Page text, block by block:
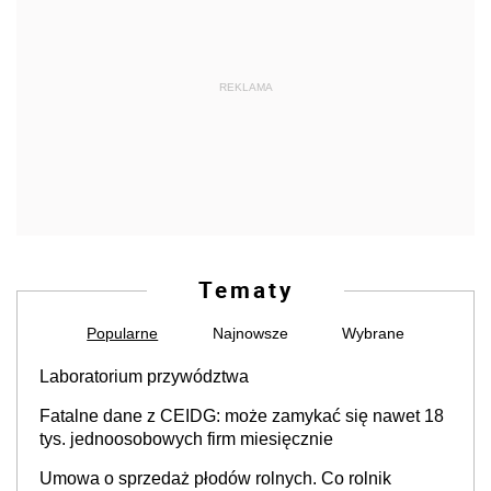
REKLAMA
Tematy
Popularne Najnowsze Wybrane
Laboratorium przywództwa
Fatalne dane z CEIDG: może zamykać się nawet 18
tys. jednoosobowych firm miesięcznie
Umowa o sprzedaż płodów rolnych. Co rolnik